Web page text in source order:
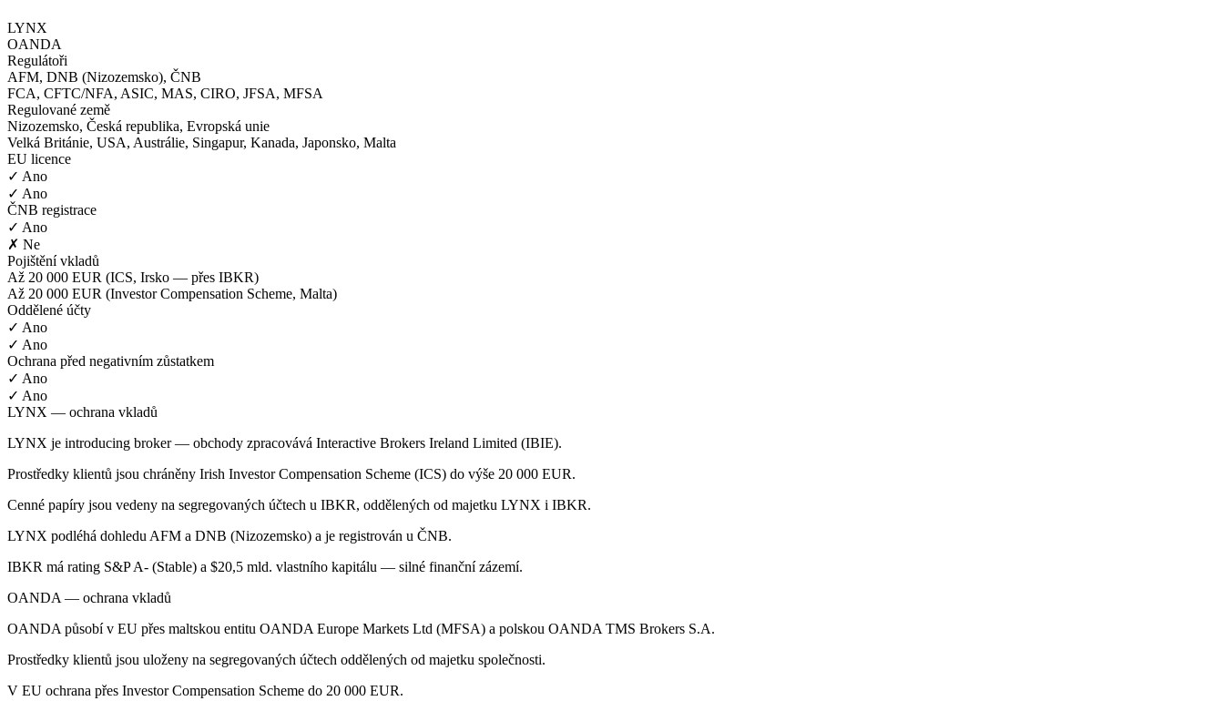
LYNX
OANDA
Regulátoři
AFM, DNB (Nizozemsko), ČNB
FCA, CFTC/NFA, ASIC, MAS, CIRO, JFSA, MFSA
Regulované země
Nizozemsko, Česká republika, Evropská unie
Velká Británie, USA, Austrálie, Singapur, Kanada, Japonsko, Malta
EU licence
✓ Ano
✓ Ano
ČNB registrace
✓ Ano
✗ Ne
Pojištění vkladů
Až 20 000 EUR (ICS, Irsko — přes IBKR)
Až 20 000 EUR (Investor Compensation Scheme, Malta)
Oddělené účty
✓ Ano
✓ Ano
Ochrana před negativním zůstatkem
✓ Ano
✓ Ano
LYNX — ochrana vkladů
LYNX je introducing broker — obchody zpracovává Interactive Brokers Ireland Limited (IBIE).
Prostředky klientů jsou chráněny Irish Investor Compensation Scheme (ICS) do výše 20 000 EUR.
Cenné papíry jsou vedeny na segregovaných účtech u IBKR, oddělených od majetku LYNX i IBKR.
LYNX podléhá dohledu AFM a DNB (Nizozemsko) a je registrován u ČNB.
IBKR má rating S&P A- (Stable) a $20,5 mld. vlastního kapitálu — silné finanční zázemí.
OANDA — ochrana vkladů
OANDA působí v EU přes maltskou entitu OANDA Europe Markets Ltd (MFSA) a polskou OANDA TMS Brokers S.A.
Prostředky klientů jsou uloženy na segregovaných účtech oddělených od majetku společnosti.
V EU ochrana přes Investor Compensation Scheme do 20 000 EUR.